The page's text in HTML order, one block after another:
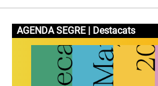
AGENDA SEGRE | Destacats